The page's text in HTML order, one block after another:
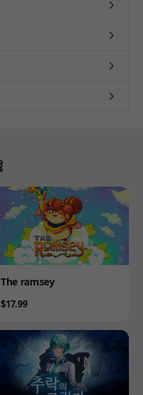
Product
The ramsey
Price
$17.99